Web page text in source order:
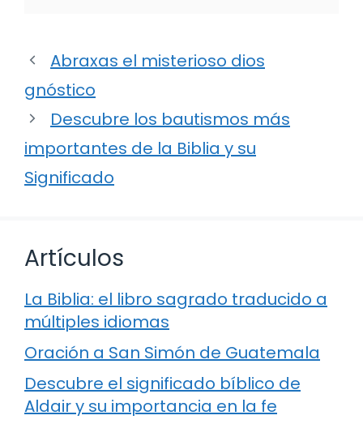
Abraxas el misterioso dios
gnóstico
Descubre los bautismos más
importantes de la Biblia y su
Significado
Artículos
La Biblia: el libro sagrado traducido a
múltiples idiomas
Oración a San Simón de Guatemala
Descubre el significado bíblico de
Aldair y su importancia en la fe